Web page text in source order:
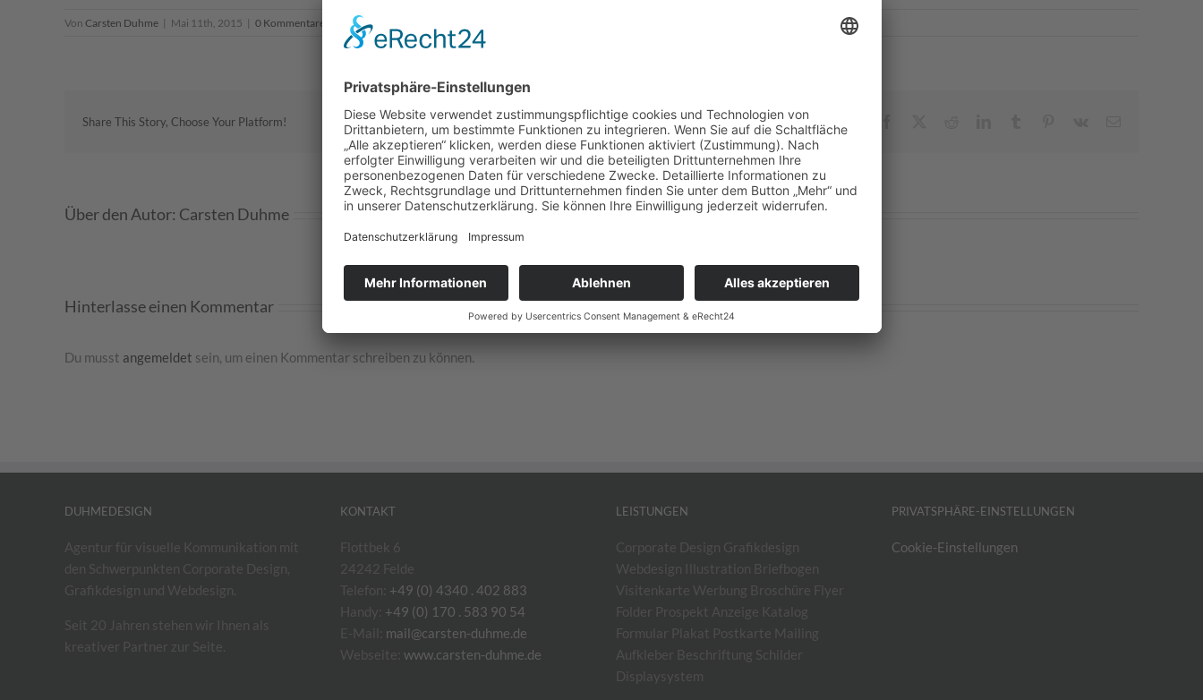
Von Carsten Duhme | Mai 11th, 2015 | 0 Kommentare
Share This Story, Choose Your Platform!
Über den Autor: Carsten Duhme
Hinterlasse einen Kommentar
Du musst angemeldet sein, um einen Kommentar schreiben zu können.
DUHMEDESIGN
Agentur für visuelle Kommunikation mit
den Schwerpunkten Corporate Design,
Grafikdesign und Webdesign.
Seit 20 Jahren stehen wir Ihnen als
kreativer Partner zur Seite.
KONTAKT
Flottbek 6
24242 Felde
Telefon: +49 (0) 4340 . 402 883
Handy: +49 (0) 170 . 583 90 54
E-Mail: mail@carsten-duhme.de
Webseite: www.carsten-duhme.de
LEISTUNGEN
Corporate Design Grafikdesign
Webdesign Illustration Briefbogen
Visitenkarte Werbung Broschüre Flyer
Folder Prospekt Anzeige Katalog
Formular Plakat Postkarte Mailing
Aufkleber Beschriftung Schilder
Displaysystem
PRIVATSPHÄRE-EINSTELLUNGEN
Cookie-Einstellungen